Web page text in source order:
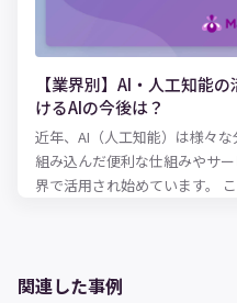
【業界別】AI・人工知能
けるAIの今後は？
近年、AI（人工知能）は様々
組み込んだ便利な仕組みやサ
界で活用され始めています。
関連した事例